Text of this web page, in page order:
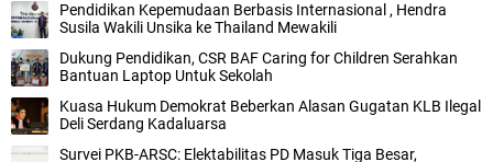
Pendidikan Kepemudaan Berbasis Internasional , Hendra
Susila Wakili Unsika ke Thailand Mewakili
Dukung Pendidikan, CSR BAF Caring for Children Serahkan
Bantuan Laptop Untuk Sekolah
Kuasa Hukum Demokrat Beberkan Alasan Gugatan KLB Ilegal
Deli Serdang Kadaluarsa
Survei PKB-ARSC: Elektabilitas PD Masuk Tiga Besar,